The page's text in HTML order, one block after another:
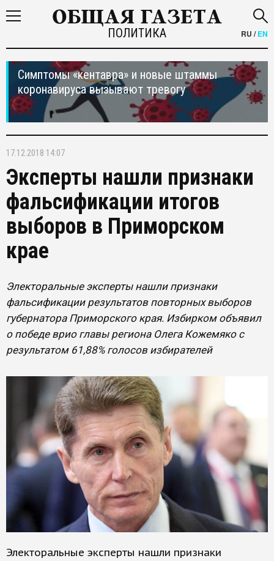
ПОЛИТИКА RU /EN
Симптомы «кентавра» и новые штаммы
коронавируса вызывают тревогу
17.12.2018 14:07
Эксперты нашли признаки
фальсификации итогов
выборов в Приморском
крае
Электоральные эксперты нашли признаки
фальсификации результатов повторных выборов
губернатора Приморского края. Избирком объявил
о победе врио главы региона Олега Кожемяко с
результатом 61,88% голосов избирателей
Электоральные эксперты нашли признаки